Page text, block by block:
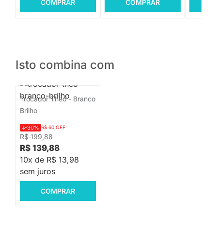
COMPRAR COMPRAR
Isto combina com
Trocador Theo - Branco
Brilho
R$ 199,88
-30% R$ 60 OFF
R$ 139,88
10x de R$ 13,98
sem juros
COMPRAR